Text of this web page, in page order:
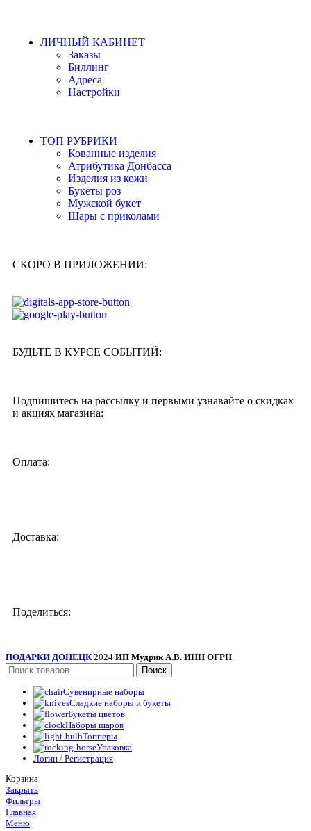
ЛИЧНЫЙ КАБИНЕТ
Заказы
Биллинг
Адреса
Настройки
ТОП РУБРИКИ
Кованные изделия
Атрибутика Донбасса
Изделия из кожи
Букеты роз
Мужской букет
Шары с приколами
СКОРО В ПРИЛОЖЕНИИ:
БУДЬТЕ В КУРСЕ СОБЫТИЙ:
Подпишитесь на рассылку и первыми узнавайте о скидках
и акциях магазина:
Оплата:
Доставка:
Поделиться:
ПОДАРКИ ДОНЕЦК 2024 ИП Мудрик А.В. ИНН ОГРН
Поиск
Сувенирные наборы
Сладкие наборы и букеты
Букеты цветов
Наборы шаров
Топперы
Упаковка
Логин / Регистрация
Корзина
Закрыть
Фильтры
Главная
Меню